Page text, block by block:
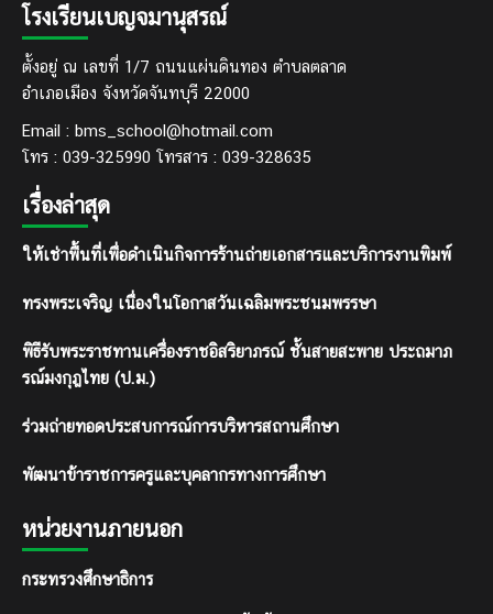
โรงเรียนเบญจมานุสรณ์
ตั้งอยู่ ณ เลขที่ 1/7 ถนนแผ่นดินทอง ตำบลตลาด
อำเภอเมือง จังหวัดจันทบุรี 22000
Email : bms_school@hotmail.com
โทร : 039-325990 โทรสาร : 039-328635
เรื่องล่าสุด
ให้เช่าพื้นที่เพื่อดำเนินกิจการร้านถ่ายเอกสารและบริการงานพิมพ์
ทรงพระเจริญ เนื่องในโอกาสวันเฉลิมพระชนมพรรษา
พิธีรับพระราชทานเครื่องราชอิสริยาภรณ์ ชั้นสายสะพาย ประถมาภ
รณ์มงกุฎไทย (ป.ม.)
ร่วมถ่ายทอดประสบการณ์การบริหารสถานศึกษา
พัฒนาข้าราชการครูและบุคลากรทางการศึกษา
หน่วยงานภายนอก
กระทรวงศึกษาธิการ